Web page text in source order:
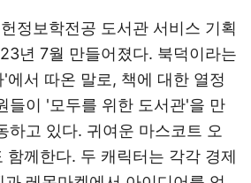
정보학전공 도서관 서비스 기획
년 7월 만들어졌다. 북덕이라는
에서 따온 말로, 책에 대한 열정
들이 '모두를 위한 도서관'을 만
하고 있다. 귀여운 마스코트 오
함께한다. 두 캐릭터는 각각 경제